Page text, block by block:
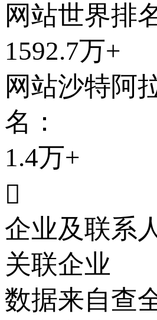
网站世界排
1592.7万+
网站沙特阿
名：
1.4万+

企业及联系
关联企业
数据来自查